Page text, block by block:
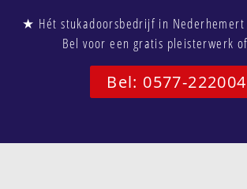
★ Hét stukadoorsbedrijf in Nederhemert
Bel voor een gratis pleisterwerk
Bel: 0577-222004